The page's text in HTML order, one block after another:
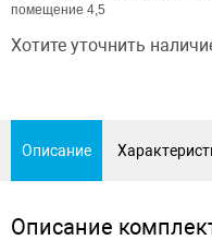
помещение 4,5
Хотите уточнить
Описание
Описание